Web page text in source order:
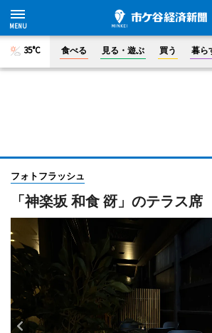
35°C 食べる 見る・遊ぶ 買う 暮ら
フォトフラッシュ
「神楽坂 和食 谺」のテラス席